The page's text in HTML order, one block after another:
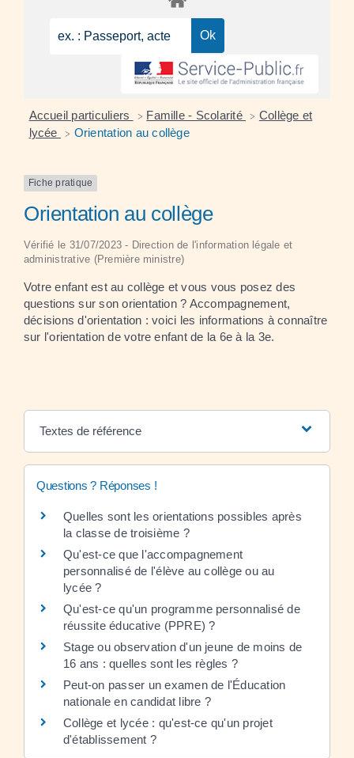
Accueil particuliers > Famille - Scolarité > Collège et
lycée
> Orientation au collège
Fiche pratique
Orientation au collège
Vérifié le 31/07/2023 - Direction de l'information légale et
administrative (Première ministre)
Votre enfant est au collège et vous vous posez des
questions sur son orientation ? Accompagnement,
décisions d'orientation : voici les informations à connaître
sur l'orientation de votre enfant de la 6e à la 3e.
Textes de référence
Questions ? Réponses !
Quelles sont les orientations possibles après
la classe de troisième ?
Qu'est-ce que l'accompagnement
personnalisé de l'élève au collège ou au
lycée ?
Qu'est-ce qu'un programme personnalisé de
réussite éducative (PPRE) ?
Stage ou observation d'un jeune de moins de
16 ans : quelles sont les règles ?
Peut-on passer un examen de l'Éducation
nationale en candidat libre ?
Collège et lycée : qu'est-ce qu'un projet
d'établissement ?